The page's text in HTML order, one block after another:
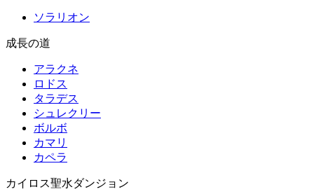
ソラリオン
成長の道
アラクネ
ロドス
タラデス
シュレクリー
ボルボ
カマリ
カペラ
カイロス聖水ダンジョン